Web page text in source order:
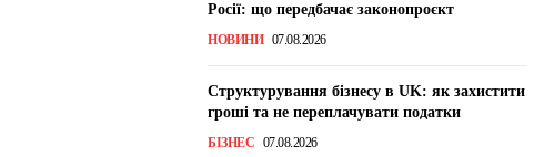
Росії: що передбачає законопроєкт
НОВИНИ 07.08.2026
Структурування бізнесу в UK: як захистити
гроші та не переплачувати податки
БІЗНЕС 07.08.2026